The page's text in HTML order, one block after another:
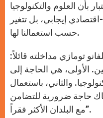
بأن العلوم والتكنولوجيا
إيجابي، بل تتغير
حسب استعمالنا لها.
تومازي مداخلته قائلاً:
الأولى، هي الحاجة إلى
والثاني، باستعمال
حاجة ضرورية للتضامن
مع البلدان الأكثر فقراً”.